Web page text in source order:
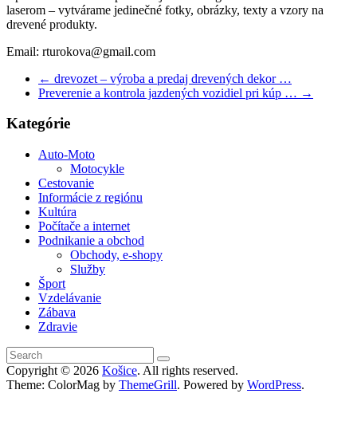
laserom – vytvárame jedinečné fotky, obrázky, texty a vzory na
drevené produkty.
Email: rturokova@gmail.com
← drevozet – výroba a predaj drevených dekor …
Preverenie a kontrola jazdených vozidiel pri kúp … →
Kategórie
Auto-Moto
Motocykle
Cestovanie
Informácie z regiónu
Kultúra
Počítače a internet
Podnikanie a obchod
Obchody, e-shopy
Služby
Šport
Vzdelávanie
Zábava
Zdravie
Copyright © 2026 Košice. All rights reserved.
Theme: ColorMag by ThemeGrill. Powered by WordPress.